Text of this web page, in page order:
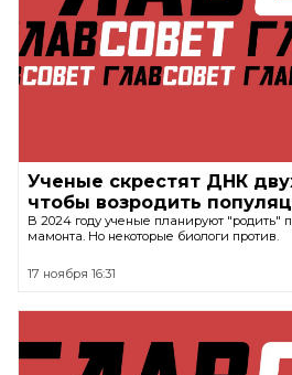
Ученые скрестят ДНК
чтобы возродить
В 2024 году ученые планируют "родить"
мамонта. Но некоторые биологи против.
17 ноября 16:31